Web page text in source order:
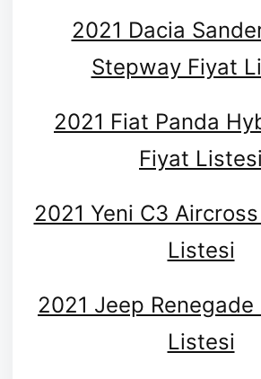
2021 Dacia
Stepway Fiyat
2021 Fiat Panda
Fiyat Listesi
2021 Yeni C3
Listesi
2021 Jeep Renegade
Listesi